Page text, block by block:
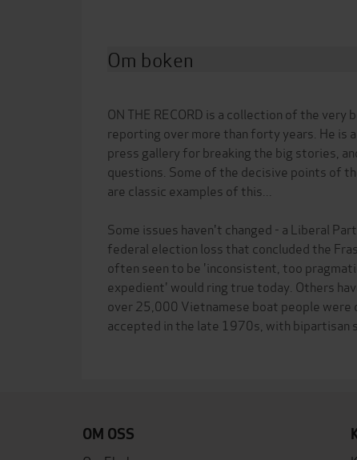
Om boken
ON THE RECORD is a collection of the very
reporting over more than forty years. He is
press gallery for breaking the big stories,
questions. Some of the decisive points of
are classic examples of this...
Some issues haven't changed - a Liberal
federal election loss that concluded the
often seen to be 'inconsistent, too
expedient' would ring true today. Others
over 25,000 Vietnamese boat people were
accepted in the late 1970s, with bipartisan
OM OSS